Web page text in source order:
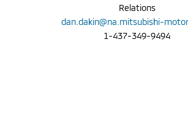
Relations
dan.dakin@na.mitsubishi-
1-437-349-9494